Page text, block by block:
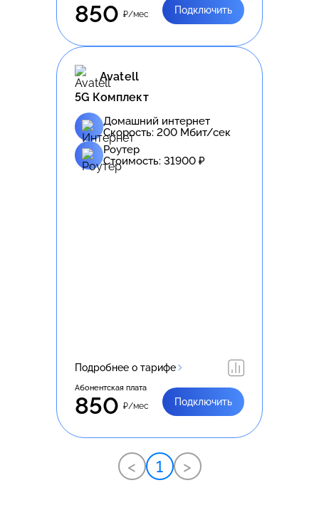
850 ₽/мес Подключить
Avatell
5G Комплект
Домашний интернет
Скорость: 200 Мбит/сек
Роутер
Стоимость: 31900 ₽
Подробнее о тарифе
Абонентская плата
850 ₽/мес Подключить
< 1 >